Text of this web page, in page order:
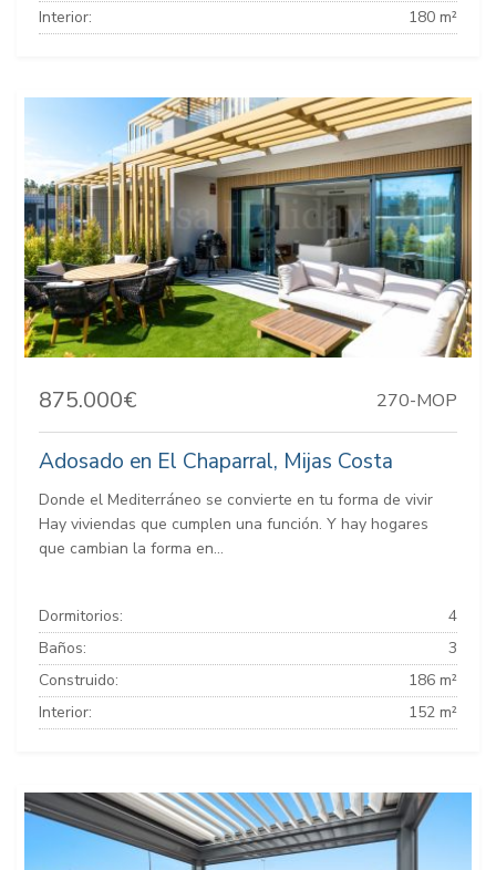
Interior:
180 m²
875.000€ 270-MOP
Adosado en El Chaparral, Mijas Costa
Donde el Mediterráneo se convierte en tu forma de vivir
Hay viviendas que cumplen una función. Y hay hogares
que cambian la forma en...
Dormitorios:
4
Baños:
3
Construido:
186 m²
Interior:
152 m²